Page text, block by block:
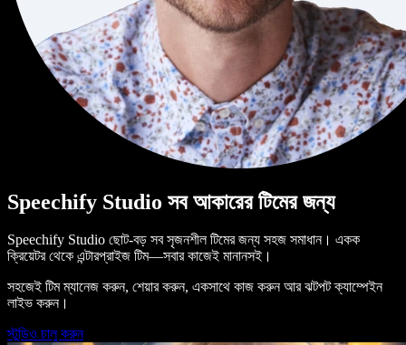
Speechify Studio সব আকারের টিমের জন্য
Speechify Studio ছোট-বড় সব সৃজনশীল টিমের জন্য সহজ সমাধান। একক
ক্রিয়েটর থেকে এন্টারপ্রাইজ টিম—সবার কাজেই মানানসই।
সহজেই টিম ম্যানেজ করুন, শেয়ার করুন, একসাথে কাজ করুন আর ঝটপট ক্যাম্পেইন
লাইভ করুন।
স্টুডিও চালু করুন